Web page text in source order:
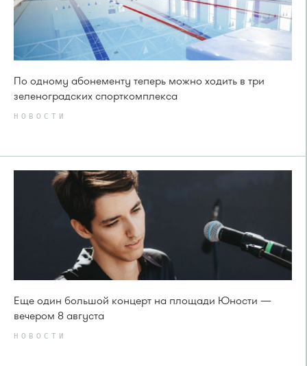
По одному абонементу теперь можно ходить в три
зеленоградских спорткомплекса
НОВОСТИ
Еще один большой концерт на площади Юности —
вечером 8 августа
НОВОСТИ